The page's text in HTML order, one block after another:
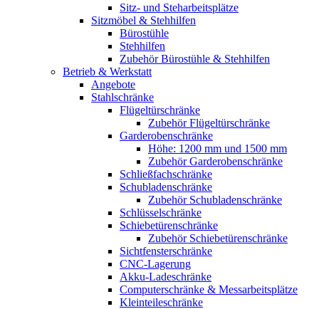
Sitz- und Steharbeitsplätze
Sitzmöbel & Stehhilfen
Bürostühle
Stehhilfen
Zubehör Bürostühle & Stehhilfen
Betrieb & Werkstatt
Angebote
Stahlschränke
Flügeltürschränke
Zubehör Flügeltürschränke
Garderobenschränke
Höhe: 1200 mm und 1500 mm
Zubehör Garderobenschränke
Schließfachschränke
Schubladenschränke
Zubehör Schubladenschränke
Schlüsselschränke
Schiebetürenschränke
Zubehör Schiebetürenschränke
Sichtfensterschränke
CNC-Lagerung
Akku-Ladeschränke
Computerschränke & Messarbeitsplätze
Kleinteileschränke